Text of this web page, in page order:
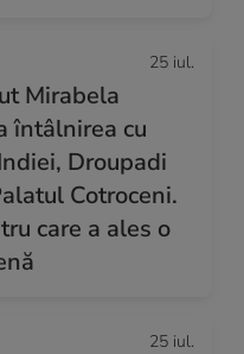
25 iul.
Mirabela
întâlnirea cu
Droupadi
Cotroceni.
care a ales o
25 iul.